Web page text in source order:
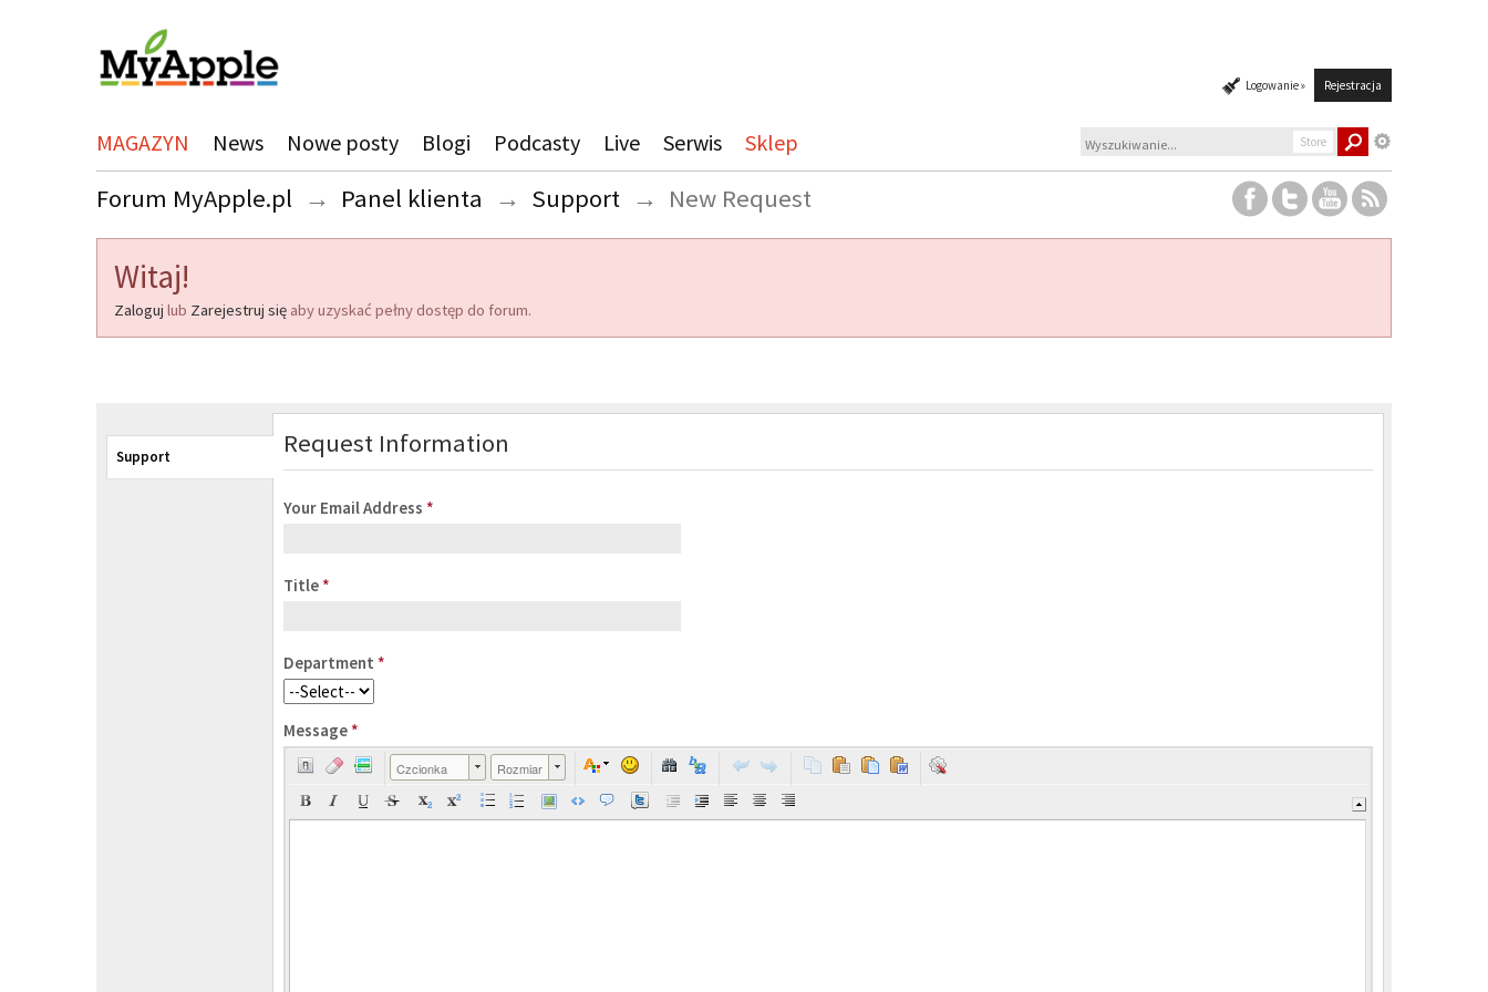
Logowanie » Rejestracja
MAGAZYN News Nowe posty Blogi Podcasty Live Serwis Sklep Store
Forum MyApple.pl → Panel klienta → Support → New Request
Witaj!
Zaloguj lub Zarejestruj się aby uzyskać pełny dostęp do forum.
Support Request Information
Your Email Address *
Title *
Department *
Message *
Czcionka Rozmiar